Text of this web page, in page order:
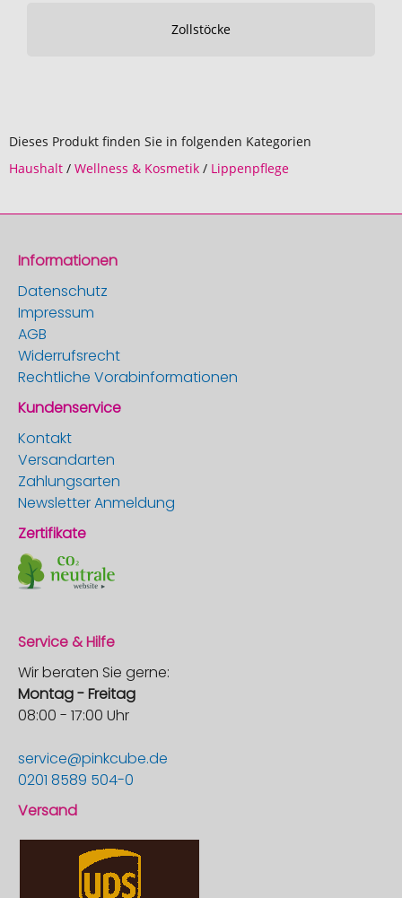
Zollstöcke
Dieses Produkt finden Sie in folgenden Kategorien
Haushalt / Wellness & Kosmetik / Lippenpflege
Informationen
Datenschutz
Impressum
AGB
Widerrufsrecht
Rechtliche Vorabinformationen
Kundenservice
Kontakt
Versandarten
Zahlungsarten
Newsletter Anmeldung
Zertifikate
Service & Hilfe
Wir beraten Sie gerne:
Montag - Freitag
08:00 - 17:00 Uhr
service@pinkcube.de
0201 8589 504-0
Versand